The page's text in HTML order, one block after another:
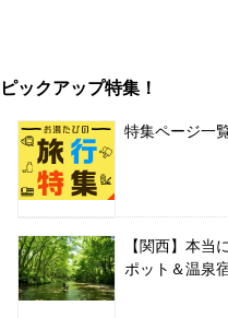
ピックアップ特集！
特集ページ一
【関西】本
ポット＆温泉